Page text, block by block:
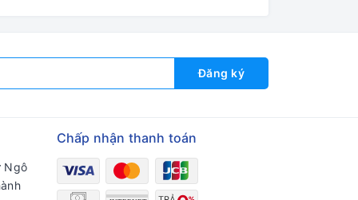
Đăng ký
Ngô
Chấp nhận thanh toán